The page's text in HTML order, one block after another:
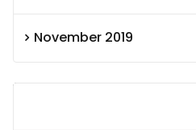
November 2019